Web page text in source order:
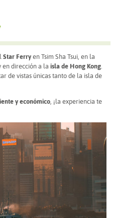
Star Ferry en Tsim Sha Tsui, en la
en dirección a la isla de Hong Kong
de vistas únicas tanto de la isla de
y económico , ¡la experiencia te